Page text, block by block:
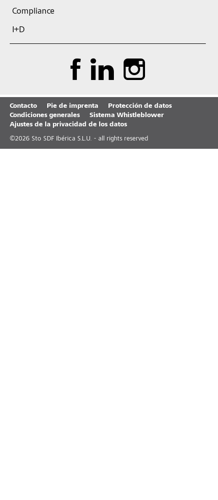
Compliance
I+D
Contacto Pie de imprenta
Protección de datos
Condiciones generales
Sistema Whistleblower
Ajustes de la privacidad de los datos
©2026 Sto SDF Ibérica S.L.U. - all rights reserved